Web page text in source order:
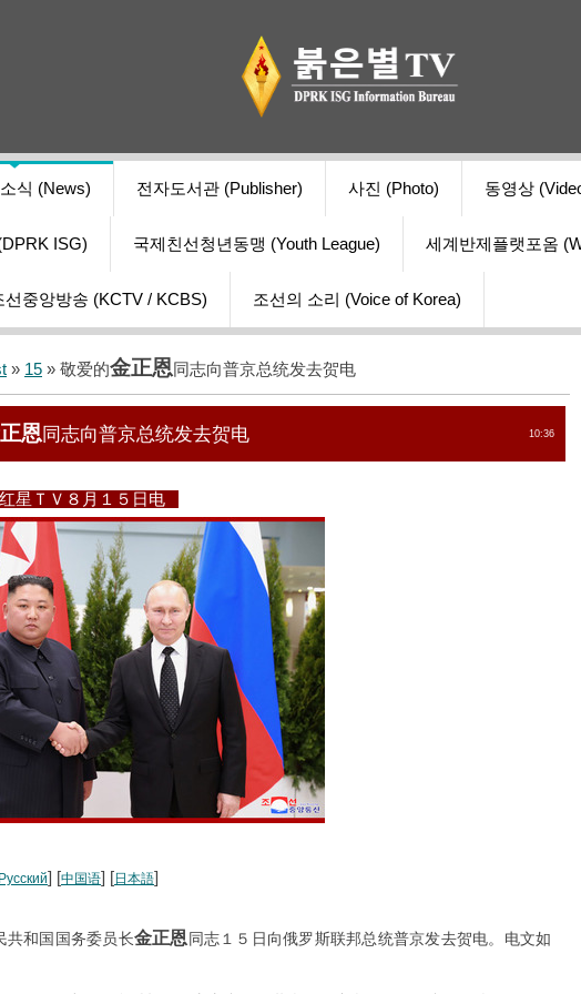
식 (News) 전자도서관 (Publisher) 사진 (Photo) 동영상
ISG) 국제친선청년동맹 (Youth League) 세계반제플랫포옴
중앙방송 (KCTV / KCBS) 조선의 소리 (Voice of Korea)
» 15 » 敬爱的金正恩同志向普京总统发去贺电
10:36
恩同志向普京总统发去贺电
星ＴＶ８月１５日电
Русский] [中国语] [日本語]
共和国国务委员长金正恩同志１５日向俄罗斯联邦总统普京发去贺电。电文如